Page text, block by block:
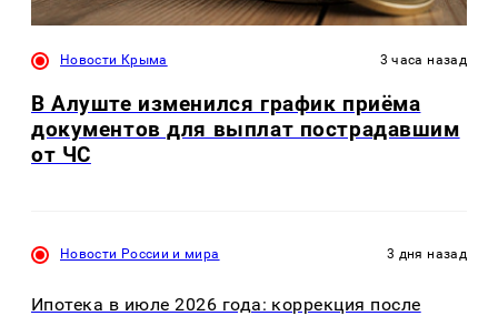
Новости Крыма 3 часа назад
В Алуште изменился график приёма
документов для выплат пострадавшим
от ЧС
Новости России и мира 3 дня назад
Ипотека в июле 2026 года: коррекция после